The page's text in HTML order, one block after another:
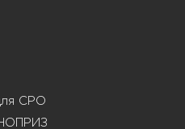
СРО